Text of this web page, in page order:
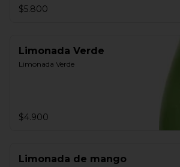
$5.800
Limonada Verde
Limonada Verde
$4.900
Limonada de mango